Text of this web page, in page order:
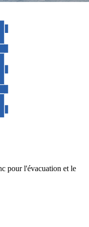
pour l'évacuation et le